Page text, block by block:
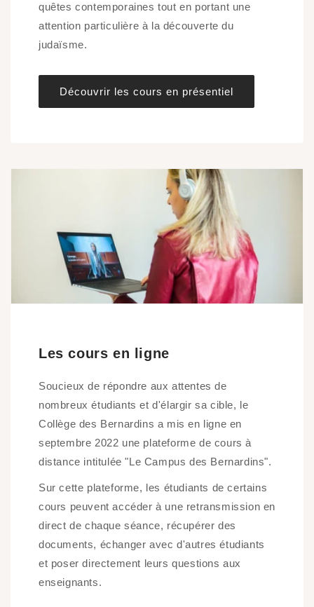
quêtes contemporaines tout en portant une
attention particulière à la découverte du
judaïsme.
Découvrir les cours en présentiel
Les cours en ligne
Soucieux de répondre aux attentes de
nombreux étudiants et d'élargir sa cible, le
Collège des Bernardins a mis en ligne en
septembre 2022 une plateforme de cours à
distance intitulée "Le Campus des Bernardins".
Sur cette plateforme, les étudiants de certains
cours peuvent accéder à une retransmission en
direct de chaque séance, récupérer des
documents, échanger avec d'autres étudiants
et poser directement leurs questions aux
enseignants.